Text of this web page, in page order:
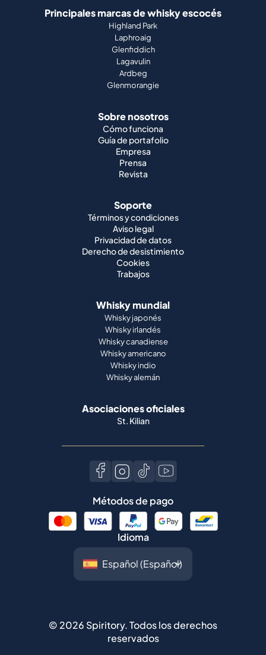
Principales marcas de whisky escocés
Highland Park
Laphroaig
Glenfiddich
Lagavulin
Ardbeg
Glenmorangie
Sobre nosotros
Cómo funciona
Guía de portafolio
Empresa
Prensa
Revista
Soporte
Términos y condiciones
Aviso legal
Privacidad de datos
Derecho de desistimiento
Cookies
Trabajos
Whisky mundial
Whisky japonés
Whisky irlandés
Whisky canadiense
Whisky americano
Whisky indio
Whisky alemán
Asociaciones oficiales
St. Kilian
Métodos de pago
Idioma
© 2026 Spiritory.Todos los derechos
reservados